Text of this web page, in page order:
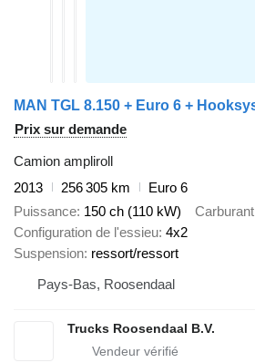
Prix sur demande
Camion ampliroll
2013
256 305 km
Euro 6
Puissance 150 ch (110 kW) Carburant
Configuration de l'essieu 4x2
Suspension ressort/ressort
Pays-Bas, Roosendaal
Trucks Roosendaal B.V.